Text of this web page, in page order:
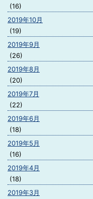
(16)
2019年10月
(19)
2019年9月
(26)
2019年8月
(20)
2019年7月
(22)
2019年6月
(18)
2019年5月
(16)
2019年4月
(18)
2019年3月